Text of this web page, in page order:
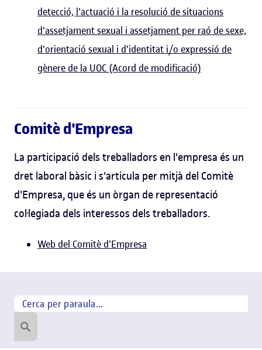
detecció, l'actuació i la resolució de situacions
d'assetjament sexual i assetjament per raó de sexe,
d'orientació sexual i d'identitat i/o expressió de
gènere de la UOC (Acord de modificació)
Comitè d'Empresa
La participació dels treballadors en l'empresa és un
dret laboral bàsic i s'articula per mitjà del Comitè
d'Empresa, que és un òrgan de representació
col·legiada dels interessos dels treballadors.
Web del Comitè d'Empresa
Cerca per paraula
Cercar